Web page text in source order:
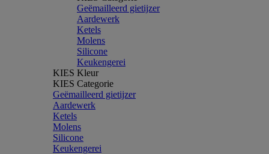
Geëmailleerd gietijzer
Aardewerk
Ketels
Molens
Silicone
Keukengerei
KIES Kleur
KIES Categorie
Geëmailleerd gietijzer
Aardewerk
Ketels
Molens
Silicone
Keukengerei